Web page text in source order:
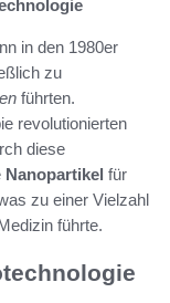
in den 1980er
zu
führten.
revolutionierten
diese
Nanopartikel für
zu einer Vielzahl
führte.